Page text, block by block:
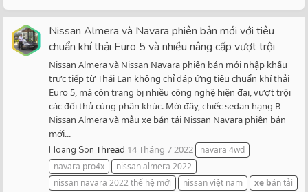
Nissan Almera và Navara phiên bản mới với tiêu
chuẩn khí thải Euro 5 và nhiều nâng cấp vượt trội
Nissan Almera và Nissan Navara phiên bản mới nhập khẩu
trực tiếp từ Thái Lan không chỉ đáp ứng tiêu chuẩn khí thải
Euro 5, mà còn trang bị nhiều công nghệ hiện đại, vượt trội
các đối thủ cùng phân khúc. Mới đây, chiếc sedan hạng B -
Nissan Almera và mẫu xe bán tải Nissan Navara phiên bản
mới...
Hoang Son Thread 14 Tháng 7 2022
navara 4wd
navara pro4x
nissan almera 2022
nissan navara 2022 thế hệ mới
nissan việt nam xe bán tải